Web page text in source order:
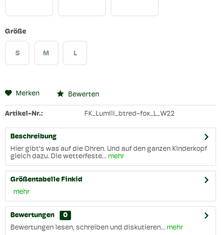
Größe
S M L
Merken Bewerten
Artikel-Nr.: FK_Lumili_btred-fox_L_W22
Beschreibung
Hier gibt's was auf die Ohren. Und auf den ganzen Kinderkopf
gleich dazu. Die wetterfeste... mehr
Größentabelle Finkid
mehr
Bewertungen
0
Bewertungen lesen, schreiben und diskutieren... mehr